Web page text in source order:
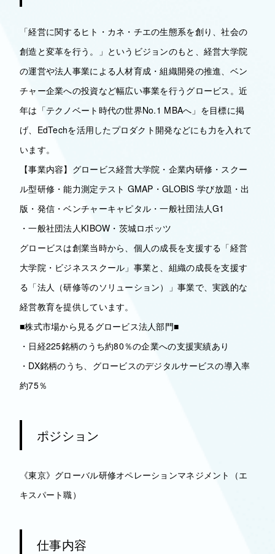
「経営に関するヒト・カネ・チエの生態系を創り、社会の
創造と変革を行う。」というビジョンのもと、経営大学院
の運営や法人事業による人材育成・組織開発の推進、ベン
チャー企業への投資など幅広い事業を行うグロービス。近
年は「テクノベート時代の世界No.1 MBAへ」を目標に掲
げ、EdTechを活用したプロダクト開発などにも力を入れて
います。
【事業内容】グロービス経営大学院・企業内研修・スクー
ル型研修・能力測定テスト GMAP・GLOBIS 学び放題・出
版・発信・ベンチャーキャピタル・一般社団法人G1
・一般社団法人KIBOW・茨城ロボッツ
グロービスは創業当時から、個人の成長を支援する「経営
大学院・ビジネススクール」事業と、組織の成長を支援す
る「法人（研修等のソリューション）」事業で、実践的な
経営教育を提供しています。
■株式市場から見るグロービス法人部門■
・日経225銘柄のうち約80％の企業への支援実績あり
・DX銘柄のうち、グロービスのデジタルサービスの導入率
約75％
ポジション
《東京》グローバル研修オペレーションマネジメント（エ
キスパート職）
仕事内容